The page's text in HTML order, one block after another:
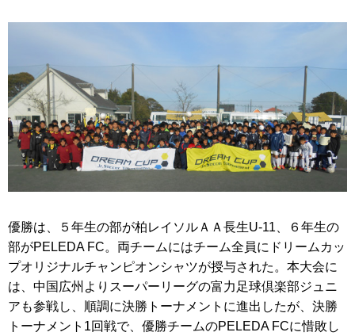
優勝は、５年生の部が柏レイソルＡＡ長生U-11、６年生の
部がPELEDA FC。両チームにはチーム全員にドリームカッ
プオリジナルチャンピオンシャツが授与された。本大会に
は、中国広州よりスーパーリーグの富力足球倶楽部ジュニ
アも参戦し、順調に決勝トーナメントに進出したが、決勝
トーナメント1回戦で、優勝チームのPELEDA FCに惜敗し